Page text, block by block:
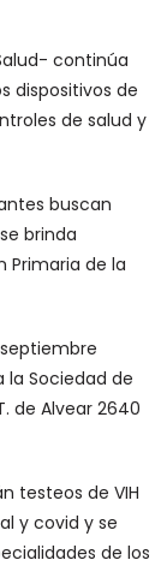
continúa
dispositivos de
de salud y
buscan
brinda
Primaria de la
septiembre
la Sociedad de
de Alvear 2640
testeos de VIH
y covid y se
de los